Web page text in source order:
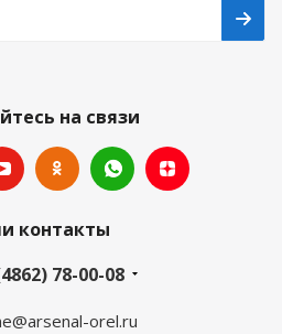
на связи
контакты
78-00-08
orel.ru